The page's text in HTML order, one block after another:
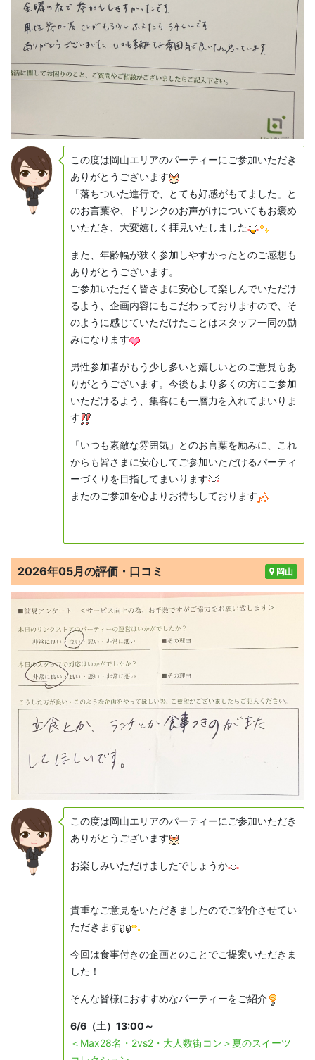
この度は岡山エリアのパーティーにご参加いただき
ありがとうございます
「落ちついた進行で、とても好感がもてました」と
のお言葉や、ドリンクのお声がけについてもお褒め
いただき、大変嬉しく拝見いたしました
また、年齢幅が狭く参加しやすかったとのご感想も
ありがとうございます。
ご参加いただく皆さまに安心して楽しんでいただけ
るよう、企画内容にもこだわっておりますので、そ
のように感じていただけたことはスタッフ一同の励
みになります
男性参加者がもう少し多いと嬉しいとのご意見もあ
りがとうございます。今後もより多くの方にご参加
いただけるよう、集客にも一層力を入れてまいりま
す
「いつも素敵な雰囲気」とのお言葉を励みに、これ
からも皆さまに安心してご参加いただけるパーティ
ーづくりを目指してまいります
またのご参加を心よりお待ちしております
岡山
2026年05月の評価・口コミ
この度は岡山エリアのパーティーにご参加いただき
ありがとうございます
お楽しみいただけましたでしょうか
貴重なご意見をいただきましたのでご紹介させてい
ただきます
今回は食事付きの企画とのことでご提案いただきま
した！
そんな皆様におすすめなパーティーをご紹介
6/6（土）13:00～
＜Max28名・2vs2・大人数街コン＞夏のスイーツ